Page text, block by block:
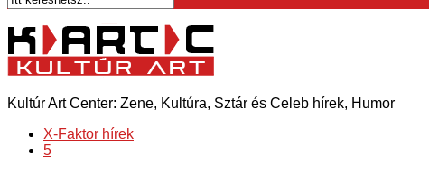
Kultúr Art Center: Zene, Kultúra, Sztár és Celeb hírek, Humor
X-Faktor hírek
5